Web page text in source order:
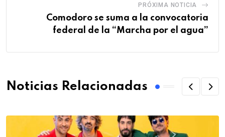
PRÓXIMA NOTICIA
Comodoro se suma a la convocatoria
federal de la “Marcha por el agua”
Noticias Relacionadas